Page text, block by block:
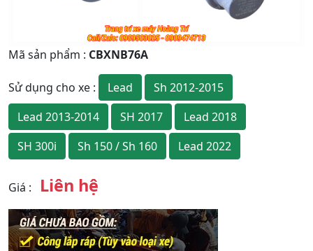
Mã sản phẩm : CBXNB76A
Sử dụng cho xe : Lead
Sh 2012-2015
Lead 2013-2014
SH 2017
Lead 2018
SH 300i
Sh 150 / Sh 160 Lead 2022
Giá : Liên hệ